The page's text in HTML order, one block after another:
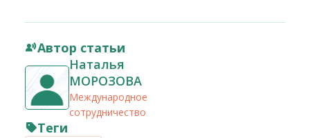
Автор статьи
Наталья
МОРОЗОВА
Международное
сотрудничество
Теги